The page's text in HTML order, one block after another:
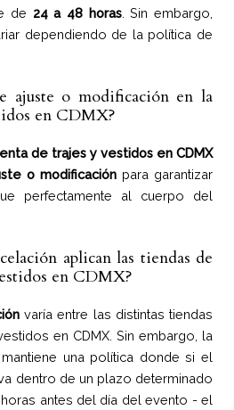
de 24 a 48 horas. Sin embargo,
dependiendo de la política de
ajuste o modificación en la
en CDMX?
de trajes y vestidos en CDMX
o modificación para garantizar
perfectamente al cuerpo del
aplican las tiendas de
en CDMX?
varía entre las distintas tiendas
en CDMX. Sin embargo, la
una política donde si el
dentro de un plazo determinado
antes del día del evento - el